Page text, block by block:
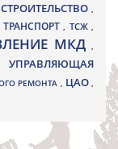
СТРОИТЕЛЬСТВО,
ТРАНСПОРТ , ТСЖ ,
МКД ,
УПРАВЛЯЮЩАЯ
РЕМОНТА , ЦАО,